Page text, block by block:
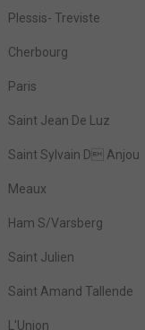
Plessis- Treviste
Cherbourg
Paris
Saint Jean De Luz
Saint Sylvain D Anjou
Meaux
Ham S/Varsberg
Saint Julien
Saint Amand Tallende
L'Union